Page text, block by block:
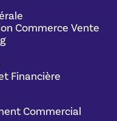
Commerce Vente
Financière
Commercial